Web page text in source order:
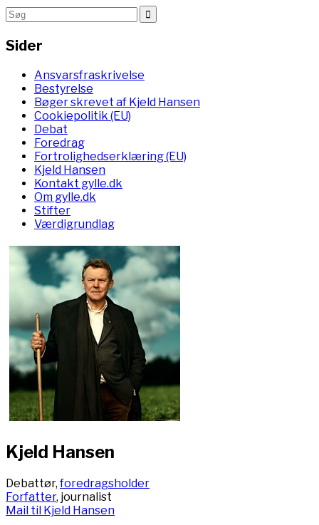
Sider
Ansvarsfraskrivelse
Bestyrelse
Bøger skrevet af Kjeld Hansen
Cookiepolitik (EU)
Debat
Foredrag
Fortrolighedserklæring (EU)
Kjeld Hansen
Kontakt gylle.dk
Om gylle.dk
Stifter
Værdigrundlag
Kjeld Hansen
Debattør,foredragsholder
Forfatter, journalist
Mail til Kjeld Hansen